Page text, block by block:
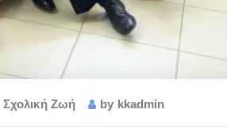
Σχολική Ζωή by kkadmin